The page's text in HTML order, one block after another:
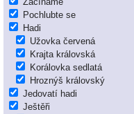
Pochlubte se
Hadi
Užovka červená
Krajta královská
Korálovka sedlatá
Hroznýš královský
Jedovatí hadi
Ještěři